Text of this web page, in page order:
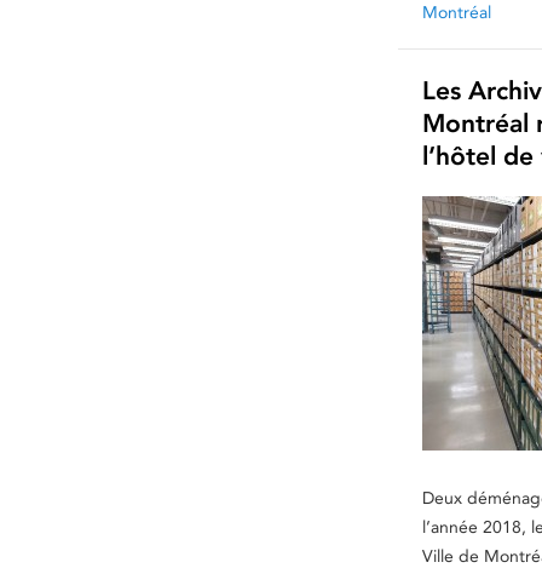
Montréal
Les
Montréal
l’hôtel de
Deux
l’année 2018,
Ville de